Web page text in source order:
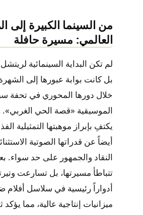
من السينما الكبيرة إلى
العالمي: مسيرة حافلة
لم تكن البداية السينمائية
بل كانت بوابة عبورها إلى
خلال دورها المحوري في تحفة
الموسيقية «قصة الحي الغربي».
يكتفِ بإبراز موهبتها التمثيلية
أيضاً عن قدراتها الصوتية
النقاد والجمهور على حد سواء.
تتباطأ مسيرتها، بل تسارعت
أدواراً رئيسية في سلاسل
ميزانيات إنتاجية عالية، مما يؤكد